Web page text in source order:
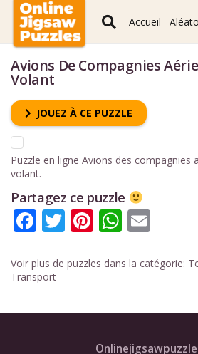
Accueil
Avions De Compagnies
Volant
JOUEZ À CE PUZZLE
Puzzle en ligne Avions des compagnies
volant.
Partagez ce puzzle
Facebook
Twitter
Pinterest
Voir plus de puzzles dans la catégorie:
Transport